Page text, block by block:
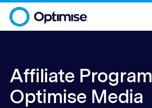
Affiliate Program |
Optimise Media